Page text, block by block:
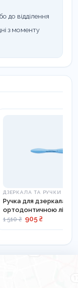
до відділення
з моменту
ДЗЕРКАЛА ТА РУЧКИ
Ручка для дзеркала з
ортодонтичною
25-26 ES
1 510 ₴ 905 ₴